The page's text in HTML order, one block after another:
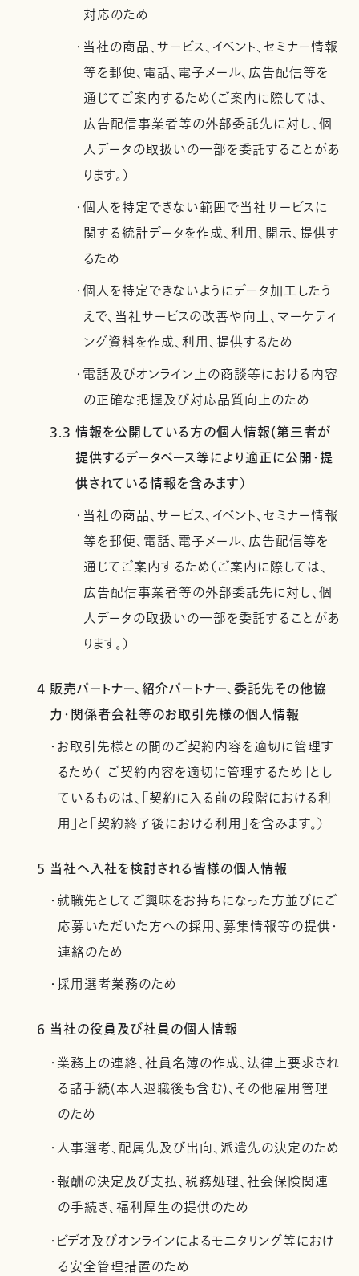
対応のため
・当社の商品、サービス、イベント、セミナー情報
等を郵便、電話、電子メール、広告配信等を
通じてご案内するため（ご案内に際しては、
広告配信事業者等の外部委託先に対し、個
人データの取扱いの一部を委託することがあ
ります。）
・個人を特定できない範囲で当社サービスに
関する統計データを作成、利用、開示、提供す
るため
・個人を特定できないようにデータ加工したう
えで、当社サービスの改善や向上、マーケティ
ング資料を作成、利用、提供するため
・電話及びオンライン上の商談等における内容
の正確な把握及び対応品質向上のため
3.3 情報を公開している方の個人情報(第三者が
提供するデータベース等により適正に公開・提
供されている情報を含みます）
・当社の商品、サービス、イベント、セミナー情報
等を郵便、電話、電子メール、広告配信等を
通じてご案内するため（ご案内に際しては、
広告配信事業者等の外部委託先に対し、個
人データの取扱いの一部を委託することがあ
ります。）
4 販売パートナー、紹介パートナー、委託先その他協
力・関係者会社等のお取引先様の個人情報
・お取引先様との間のご契約内容を適切に管理す
るため（「ご契約内容を適切に管理するため」とし
ているものは、「契約に入る前の段階における利
用」と「契約終了後における利用」を含みます。）
5 当社へ入社を検討される皆様の個人情報
・就職先としてご興味をお持ちになった方並びにご
応募いただいた方への採用、募集情報等の提供・
連絡のため
・採用選考業務のため
6 当社の役員及び社員の個人情報
・業務上の連絡、社員名簿の作成、法律上要求され
る諸手続(本人退職後も含む)、その他雇用管理
のため
・人事選考、配属先及び出向、派遣先の決定のため
・報酬の決定及び支払、税務処理、社会保険関連
の手続き、福利厚生の提供のため
・ビデオ及びオンラインによるモニタリング等におけ
る安全管理措置のため